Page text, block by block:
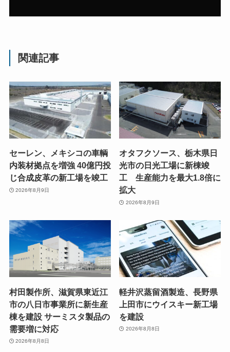
関連記事
セーレン、メキシコの車輌
内装材拠点を増強 40億円投
じ合成皮革の新工場を竣工
2026年8月9日
オタフクソース、栃木県日
光市の日光工場に新棟竣
工 生産能力を最大1.8倍に
拡大
2026年8月9日
村田製作所、滋賀県東近江
市の八日市事業所に新生産
棟を建設 サーミスタ製品の
需要増に対応
2026年8月8日
軽井沢蒸留酒製造、長野県
上田市にウイスキー新工場
を建設
2026年8月8日